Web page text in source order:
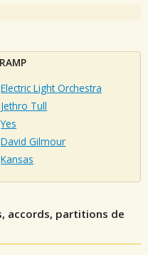
Electric Light Orchestra
Jethro Tull
Yes
David Gilmour
Kansas
accords, partitions de